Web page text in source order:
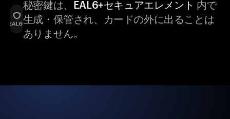
秘密鍵は、 EAL6+セキュアエレメント 内で
生成・保管され、カードの外に出ることは
ありません。